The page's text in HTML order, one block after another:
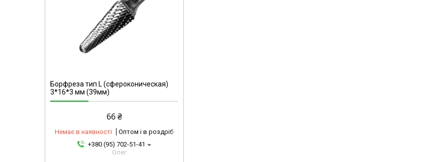
Борфреза тип L (сфероконическая)
3*16*3 мм (39мм)
66 ₴
Немає в наявності
Оптом і в роздріб
+380 (95) 702-51-41
Олег